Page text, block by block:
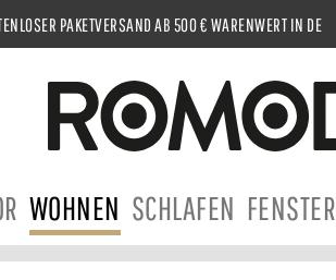
PAKETVERSAND AB 500 € WARENWERT IN DE
WOHNEN SCHLAFEN FENSTER